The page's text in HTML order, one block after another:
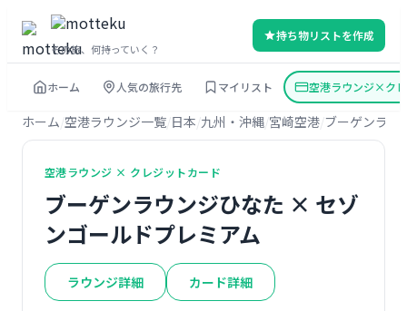
その旅、何持っていく？
持ち物リストを作成
ホーム 人気の旅行先 マイリスト 空港ラウンジ×ク
ホーム 空港ラウンジ一覧 日本 九州・沖縄 宮崎空港 ブーゲンラウ
空港ラウンジ × クレジットカード
ブーゲンラウンジひなた × セゾ
ンゴールドプレミアム
ラウンジ詳細 カード詳細